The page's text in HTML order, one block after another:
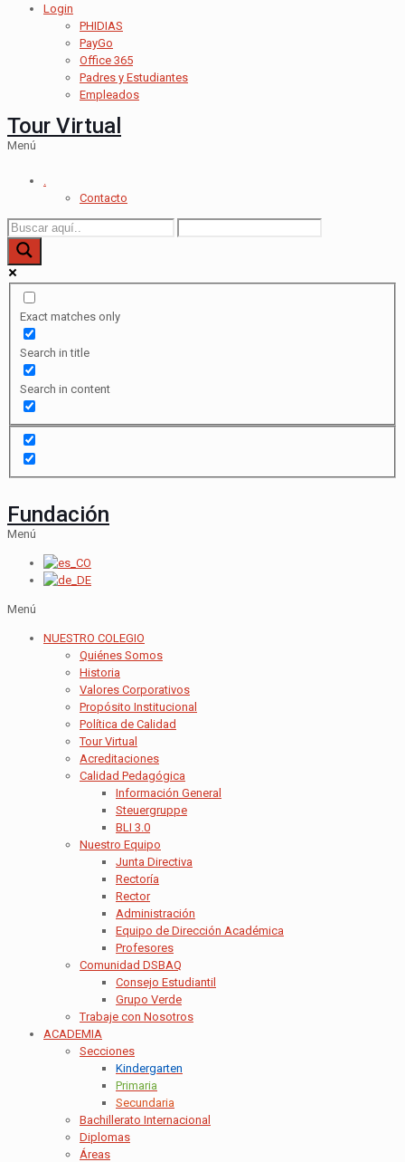
Login
PHIDIAS
PayGo
Office 365
Padres y Estudiantes
Empleados
Tour Virtual
Menú
.
Contacto
Exact matches only
Search in title
Search in content
Fundación
Menú
Menú
NUESTRO COLEGIO
Quiénes Somos
Historia
Valores Corporativos
Propósito Institucional
Política de Calidad
Tour Virtual
Acreditaciones
Calidad Pedagógica
Información General
Steuergruppe
BLI 3.0
Nuestro Equipo
Junta Directiva
Rectoría
Rector
Administración
Equipo de Dirección Académica
Profesores
Comunidad DSBAQ
Consejo Estudiantil
Grupo Verde
Trabaje con Nosotros
ACADEMIA
Secciones
Kindergarten
Primaria
Secundaria
Bachillerato Internacional
Diplomas
Áreas